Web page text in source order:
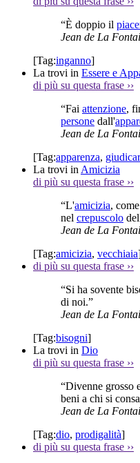
“È doppio il
Jean de La
[Tag:inganno]
La trovi in Essere e
di più su questa frase ››
“Fai attenzione,
persone dall'
Jean de La
[Tag:apparenza,
La trovi in Amicizia
di più su questa frase ››
“L'amicizia,
nel crepuscolo
Jean de La
[Tag:amicizia, vecchiaia
di più su questa frase ››
“Si ha sovente
di noi.”
Jean de La
[Tag:bisogni]
La trovi in Dio
di più su questa frase ››
“Divenne grosso
beni a chi si
Jean de La
[Tag:dio, prodigalità]
di più su questa frase ››